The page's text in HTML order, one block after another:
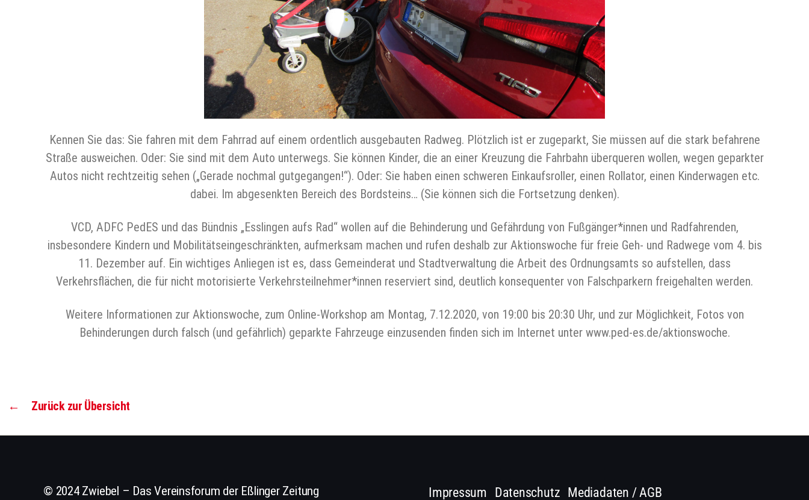
Kennen Sie das: Sie fahren mit dem Fahrrad auf einem ordentlich ausgebauten Radweg. Plötzlich ist er zugeparkt, Sie müssen auf die stark befahrene
Straße ausweichen. Oder: Sie sind mit dem Auto unterwegs. Sie können Kinder, die an einer Kreuzung die Fahrbahn überqueren wollen, wegen geparkter
Autos nicht rechtzeitig sehen („Gerade nochmal gutgegangen!“). Oder: Sie haben einen schweren Einkaufsroller, einen Rollator, einen Kinderwagen etc.
dabei. Im abgesenkten Bereich des Bordsteins… (Sie können sich die Fortsetzung denken).
VCD, ADFC PedES und das Bündnis „Esslingen aufs Rad“ wollen auf die Behinderung und Gefährdung von Fußgänger*innen und Radfahrenden,
insbesondere Kindern und Mobilitätseingeschränkten, aufmerksam machen und rufen deshalb zur Aktionswoche für freie Geh- und Radwege vom 4. bis
11. Dezember auf. Ein wichtiges Anliegen ist es, dass Gemeinderat und Stadtverwaltung die Arbeit des Ordnungsamts so aufstellen, dass
Verkehrsflächen, die für nicht motorisierte Verkehrsteilnehmer*innen reserviert sind, deutlich konsequenter von Falschparkern freigehalten werden.
Weitere Informationen zur Aktionswoche, zum Online-Workshop am Montag, 7.12.2020, von 19:00 bis 20:30 Uhr, und zur Möglichkeit, Fotos von
Behinderungen durch falsch (und gefährlich) geparkte Fahrzeuge einzusenden finden sich im Internet unter www.ped-es.de/aktionswoche.
← Zurück zur Übersicht
© 2024 Zwiebel – Das Vereinsforum der Eßlinger Zeitung Impressum Datenschutz Mediadaten / AGB